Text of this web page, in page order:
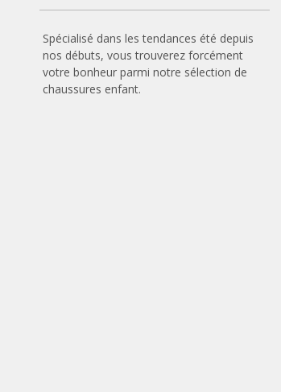
Spécialisé dans les tendances été depuis
nos débuts, vous trouverez forcément
votre bonheur parmi notre sélection de
chaussures enfant.